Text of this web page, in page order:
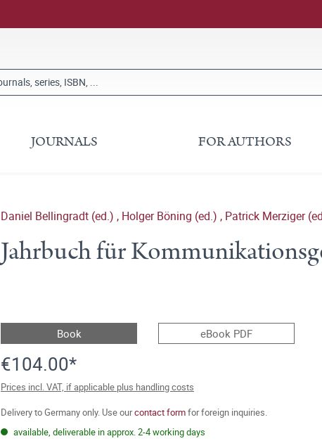
JOURNALS FOR AUTHORS
Daniel Bellingradt (ed.) , Holger Böning (ed.) , Patrick Merziger
Jahrbuch für
Book eBook PDF
€104.00*
Prices incl. VAT, if applicable plus handling costs
Delivery to Germany only. Use ourcontact formfor foreign inquiries.
available, deliverable in approx. 2-4 working days